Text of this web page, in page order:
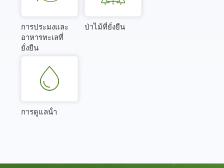
การประมงและ
อาหารทะเลที่
ยั่งยืน
ป่าไม้ที่ยั่งยืน
การดูแลน้ํา